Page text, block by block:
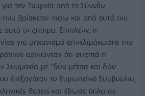
την Τουρκία από τη Σύνοδο
που βρίσκεται πίσω και από αυτό του
αυτό το ζήτημα. Επιπλέον, η
για μηχανισμό αποκλιμάκωσης του
αρνούνταν ότι συζητά η
Συμμαχία με "δύο μέτρα και δύο
διεξαγόταν το Ευρωπαϊκό Συμβούλιο,
θέσεις και έδωσε όπλα σε